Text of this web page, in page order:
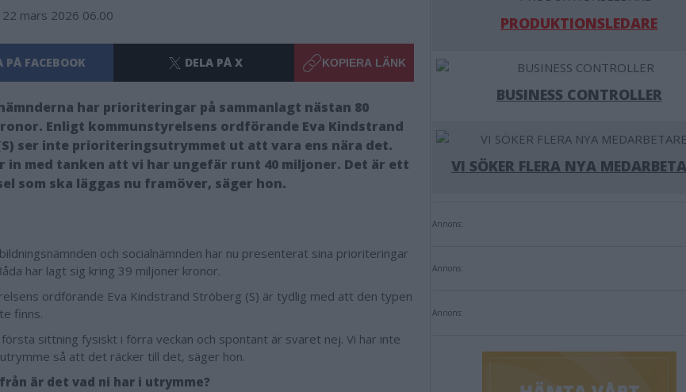
22 mars 2026 06.00
PÅ FACEBOOK DELA PÅ X KOPIERA LÄNK
har prioriteringar på sammanlagt nästan 80
Enligt kommunstyrelsens ordförande Eva Kindstrand
ser inte prioriteringsutrymmet ut att vara ens nära det.
in med tanken att vi har ungefär runt 40 miljoner. Det är ett
som ska läggas nu framöver, säger hon.
och socialnämnden har nu presenterat sina prioriteringar
har lagt sig kring 39 miljoner kronor.
ordförande Eva Kindstrand Ströberg (S) är tydlig med att den typen
finns.
första sittning fysiskt i förra veckan och spontant är svaret nej. Vi har inte
så att det räcker till det, säger hon.
är det vad ni har i utrymme?
PRODUKTIONSLEDARE
BUSINESS CONTROLLER
VI SÖKER FLERA NYA
Annons:
Annons:
Annons: